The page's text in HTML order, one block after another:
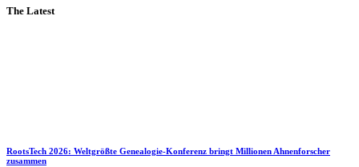
The Latest
RootsTech 2026: Weltgrößte Genealogie-Konferenz bringt Millionen Ahnenforscher
zusammen